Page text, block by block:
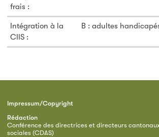
frais :
Intégration à la
CIIS :
B : adultes
Impressum/Copyright
Rédaction
Conférence des directrices et directeurs
sociales (CDAS)